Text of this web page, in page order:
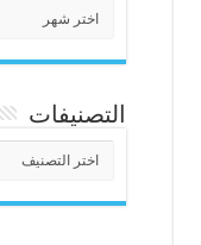
التصنيفات